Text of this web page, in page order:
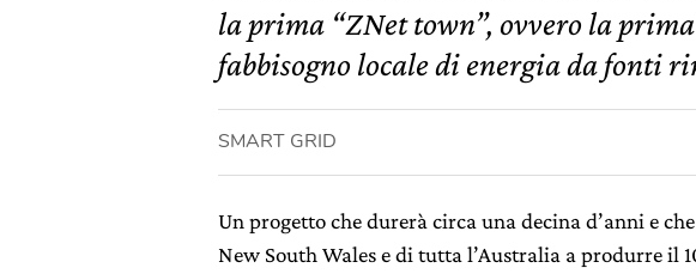
la prima “ZNet town”, ovvero la
fabbisogno locale di energia da fonti
SMART GRID
Un progetto che durerà circa una decina d’anni e
New South Wales e di tutta l’Australia a produrre il